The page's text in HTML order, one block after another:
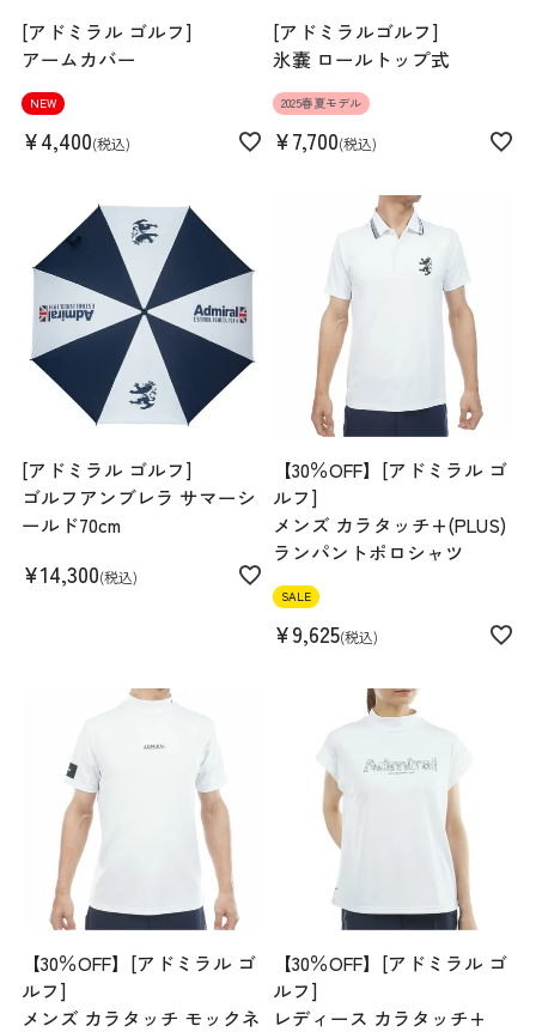
[アドミラル ゴルフ]
アームカバー
NEW
¥4,400 税込
[アドミラルゴルフ]
氷嚢 ロールトップ式
2025春夏モデル
¥7,700 税込
[アドミラル ゴルフ]
ゴルフアンブレラ サマーシ
ールド70cm
¥14,300 税込
【30％OFF】[アドミラル ゴ
ルフ]
メンズ カラタッチ+(PLUS)
ランパントポロシャツ
SALE
¥9,625 税込
【30％OFF】[アドミラル ゴ
ルフ]
メンズ カラタッチ モックネ
【30％OFF】[アドミラル ゴ
ルフ]
レディース カラタッチ+